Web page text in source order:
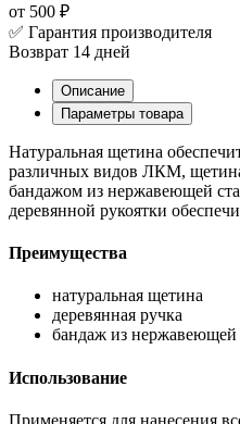
от 500 ₽
✅ Гарантия производителя
Возврат 14 дней
Описание
Параметры товара
Натуральная щетина
различных видов ЛКМ,
бандажом из нержавеющей
деревянной рукоятки
Преимущества
натуральная щетина
деревянная ручка
бандаж из нержавеющей
Использование
Применяется для нанесения